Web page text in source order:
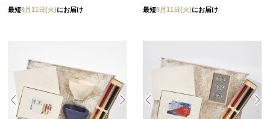
最短8月11日(火)にお届け 最短8月11日(火)にお届け